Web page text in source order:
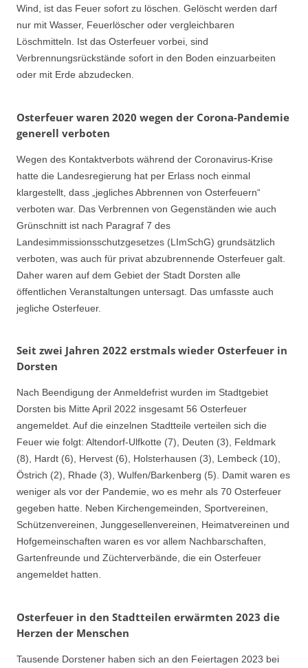
Wind, ist das Feuer sofort zu löschen. Gelöscht werden darf
nur mit Wasser, Feuerlöscher oder vergleichbaren
Löschmitteln. Ist das Osterfeuer vorbei, sind
Verbrennungsrückstände sofort in den Boden einzuarbeiten
oder mit Erde abzudecken.
Osterfeuer waren 2020 wegen der Corona-Pandemie
generell verboten
Wegen des Kontaktverbots während der Coronavirus-Krise
hatte die Landesregierung hat per Erlass noch einmal
klargestellt, dass „jegliches Abbrennen von Osterfeuern“
verboten war. Das Verbrennen von Gegenständen wie auch
Grünschnitt ist nach Paragraf 7 des
Landesimmissionsschutzgesetzes (LImSchG) grundsätzlich
verboten, was auch für privat abzubrennende Osterfeuer galt.
Daher waren auf dem Gebiet der Stadt Dorsten alle
öffentlichen Veranstaltungen untersagt. Das umfasste auch
jegliche Osterfeuer.
Seit zwei Jahren 2022 erstmals wieder Osterfeuer in
Dorsten
Nach Beendigung der Anmeldefrist wurden im Stadtgebiet
Dorsten bis Mitte April 2022 insgesamt 56 Osterfeuer
angemeldet. Auf die einzelnen Stadtteile verteilen sich die
Feuer wie folgt: Altendorf-Ulfkotte (7), Deuten (3), Feldmark
(8), Hardt (6), Hervest (6), Holsterhausen (3), Lembeck (10),
Östrich (2), Rhade (3), Wulfen/Barkenberg (5). Damit waren es
weniger als vor der Pandemie, wo es mehr als 70 Osterfeuer
gegeben hatte. Neben Kirchengemeinden, Sportvereinen,
Schützenvereinen, Junggesellenvereinen, Heimatvereinen und
Hofgemeinschaften waren es vor allem Nachbarschaften,
Gartenfreunde und Züchterverbände, die ein Osterfeuer
angemeldet hatten.
Osterfeuer in den Stadtteilen erwärmten 2023 die
Herzen der Menschen
Tausende Dorstener haben sich an den Feiertagen 2023 bei